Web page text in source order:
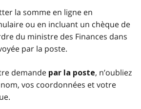
la somme en ligne en
ou en incluant un chèque de
du ministre des Finances dans
par la poste.
demande par la poste, n’oubliez
vos coordonnées et votre